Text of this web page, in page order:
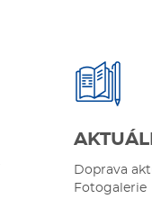
Doprava
Fotogalerie